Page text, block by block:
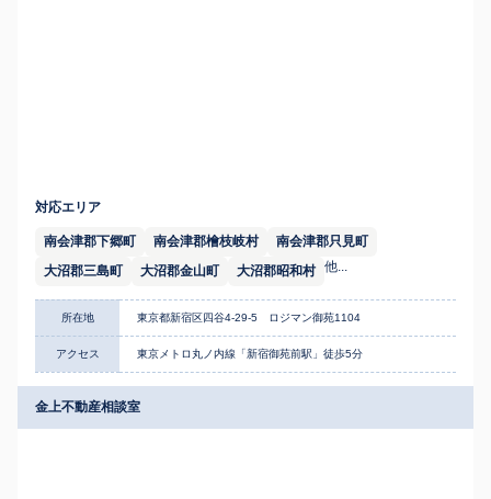
対応エリア
南会津郡下郷町 南会津郡檜枝岐村
南会津郡只見町
大沼郡三島町
大沼郡金山町 大沼郡昭和村 他...
所在地 東京都新宿区四谷4-29-5 ロジマン御苑1104
アクセス 東京メトロ丸ノ内線「新宿御苑前駅」徒歩5分
金上不動産相談室